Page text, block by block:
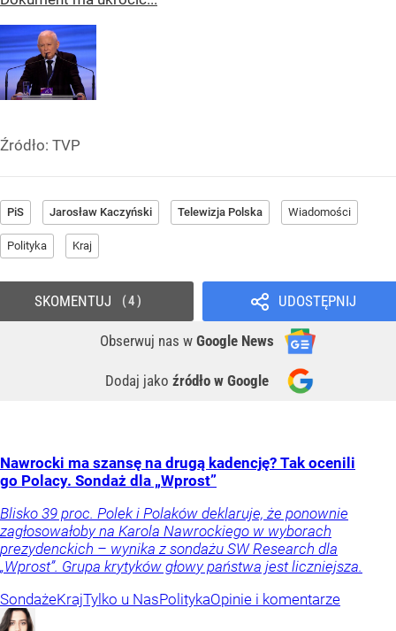
Źródło: TVP
PiS Jarosław Kaczyński Telewizja Polska Wiadomości
Polityka Kraj
UDOSTĘPNIJ
Obserwuj nas w Google News
Dodaj jako źródło w Google
SKOMENTUJ 4
Nawrocki ma szansę na drugą kadencję? Tak ocenili
go Polacy. Sondaż dla „Wprost”
Blisko 39 proc. Polek i Polaków deklaruje, że ponownie
zagłosowałoby na Karola Nawrockiego w wyborach
prezydenckich – wynika z sondażu SW Research dla
„Wprost”. Grupa krytyków głowy państwa jest liczniejsza.
SondażeKrajTylko u NasPolitykaOpinie i komentarze